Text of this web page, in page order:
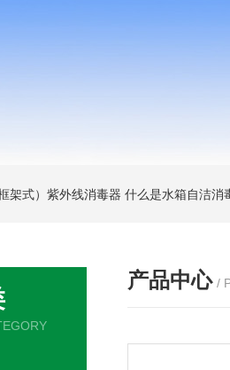
架式）紫外线消毒器 什么是水箱自洁消
产品中心 /